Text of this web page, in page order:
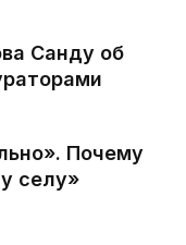
Санду об
Почему
селу»